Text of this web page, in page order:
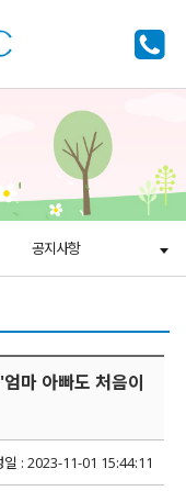
공지사항
마 아빠도 처음이
일 : 2023-11-01 15:44:11